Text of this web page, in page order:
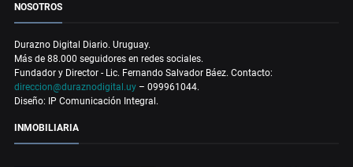
NOSOTROS
Durazno Digital Diario. Uruguay.
Más de 88.000 seguidores en redes sociales.
Fundador y Director - Lic. Fernando Salvador Báez. Contacto:
direccion@duraznodigital.uy – 099961044.
Diseño: IP Comunicación Integral.
INMOBILIARIA